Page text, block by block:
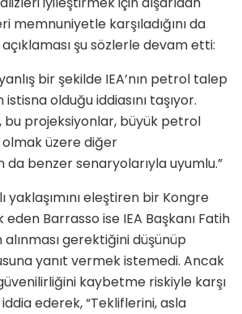
memnuniyetle karşıladığını da
açıklaması şu sözlerle devam etti:
bir şekilde IEA’nın petrol talep
istisna olduğu iddiasını taşıyor.
bu projeksiyonlar, büyük petrol
üzere diğer
da benzer senaryolarıyla uyumlu.”
yaklaşımını eleştiren bir Kongre
Barrasso ise IEA Başkanı Fatih
alınması gerektiğini düşünüp
yanıt vermek istemedi. Ancak
kaybetme riskiyle karşı
ederek, “Tekliflerini, asla